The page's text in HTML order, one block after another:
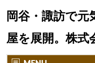
岡谷・諏訪で元
屋を展開。株式